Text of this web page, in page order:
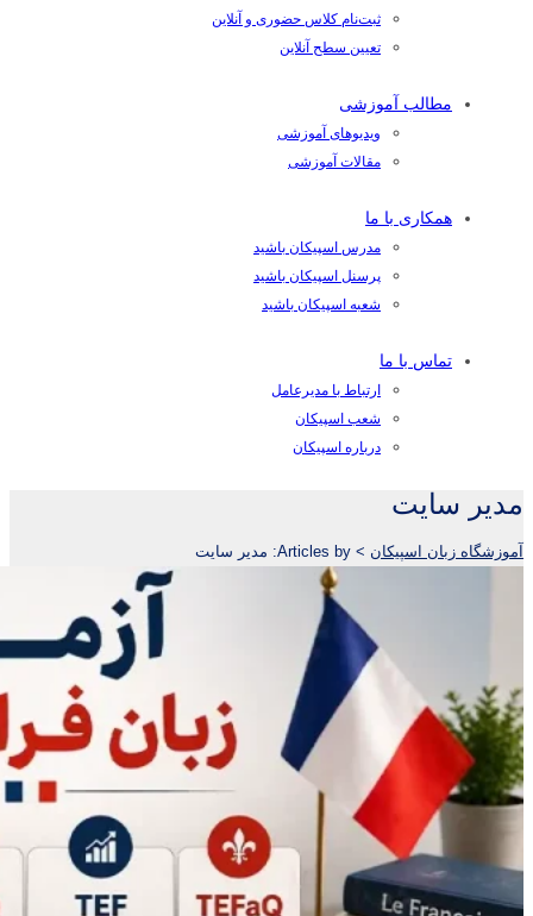
ثبت‌نام کلاس حضوری و آنلاین
تعیین سطح آنلاین
مطالب آموزشی
ویدیوهای آموزشی
مقالات آموزشی
همکاری با ما
مدرس اسپیکان باشید
پرسنل اسپیکان باشید
شعبه اسپیکان باشید
تماس با ما
ارتباط با مدیرعامل
شعب اسپیکان
درباره اسپیکان
مدیر سایت
آموزشگاه زبان اسپیکان > Articles by: مدیر سایت